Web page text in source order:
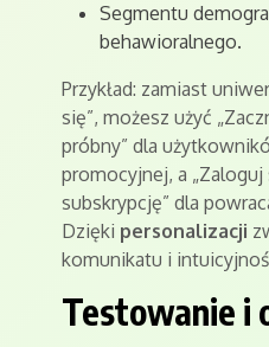
Segmentu
behawioralnego.
Przykład: zamiast
się”, możesz użyć
próbny” dla
promocyjnej, a
subskrypcję” dla
Dzięki personalizacji
komunikatu i
Testowanie i